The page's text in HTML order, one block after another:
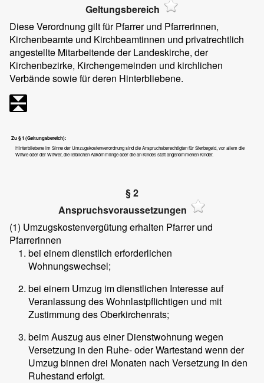
Geltungsbereich
Diese Verordnung gilt für Pfarrer und Pfarrerinnen,
Kirchenbeamte und Kirchbeamtinnen und privatrechtlich
angestellte Mitarbeitende der Landeskirche, der
Kirchenbezirke, Kirchengemeinden und kirchlichen
Verbände sowie für deren Hinterbliebene.
Zu § 1 (Geltungsbereich):
Hinterbliebene im Sinne der Umzugskostenverordnung sind die Anspruchsberechtigten für Sterbegeld, vor allem die
Witwe oder der Witwer, die leiblichen Abkömmlinge oder die an Kindes statt angenommenen Kinder.
§ 2
Anspruchsvoraussetzungen
(1) Umzugskostenvergütung erhalten Pfarrer und
Pfarrerinnen
bei einem dienstlich erforderlichen
Wohnungswechsel;
bei einem Umzug im dienstlichen Interesse auf
Veranlassung des Wohnlastpflichtigen und mit
Zustimmung des Oberkirchenrats;
beim Auszug aus einer Dienstwohnung wegen
Versetzung in den Ruhe- oder Wartestand wenn der
Umzug binnen drei Monaten nach Versetzung in den
Ruhestand erfolgt.